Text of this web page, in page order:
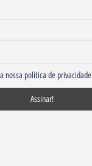
nossa política de privacidade